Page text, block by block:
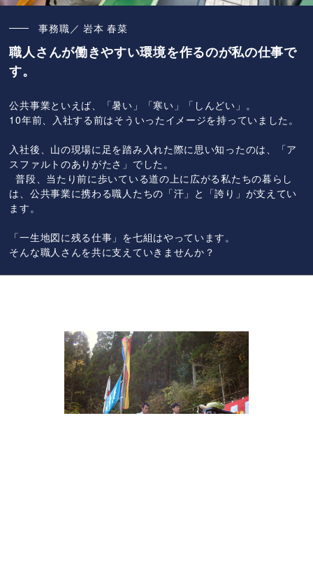
事務職／ 岩本 春菜
職人さんが働きやすい環境を作るのが私の仕事で
す。
公共事業といえば、「暑い」「寒い」「しんどい」。
10年前、入社する前はそういったイメージを持っていました。
入社後、山の現場に足を踏み入れた際に思い知ったのは、「ア
スファルトのありがたさ」でした。
普段、当たり前に歩いている道の上に広がる私たちの暮らし
は、公共事業に携わる職人たちの「汗」と「誇り」が支えてい
ます。
「一生地図に残る仕事」を七組はやっています。
そんな職人さんを共に支えていきませんか？